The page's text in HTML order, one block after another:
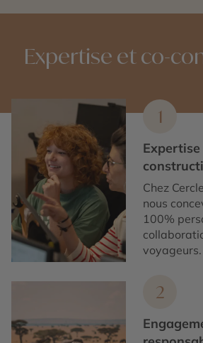
Expertise et co-
1
Chez
nous
100%
voyageurs.
2